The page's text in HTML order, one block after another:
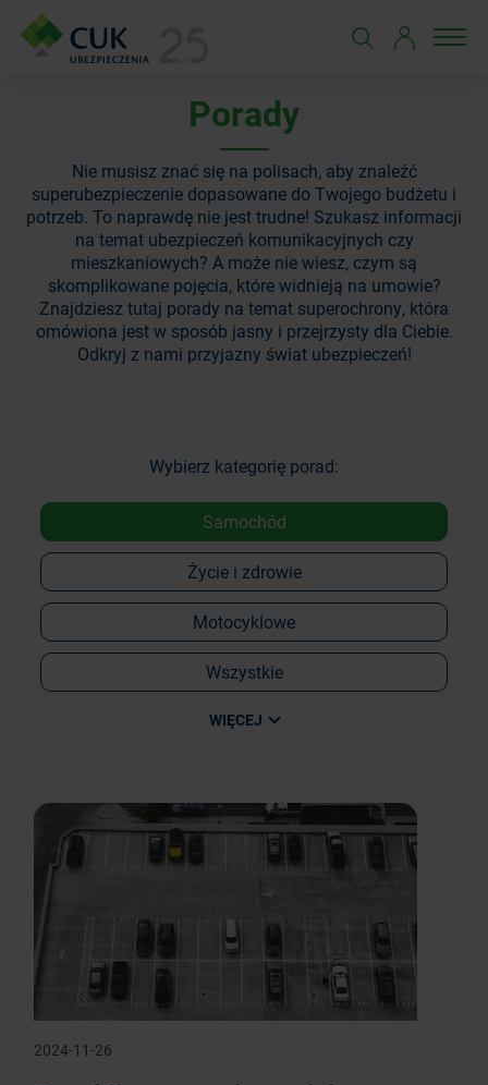
Porady
Nie musisz znać się na polisach, aby znaleźć
superubezpieczenie dopasowane do Twojego budżetu i
potrzeb. To naprawdę nie jest trudne! Szukasz informacji
na temat ubezpieczeń komunikacyjnych czy
mieszkaniowych? A może nie wiesz, czym są
skomplikowane pojęcia, które widnieją na umowie?
Znajdziesz tutaj porady na temat superochrony, która
omówiona jest w sposób jasny i przejrzysty dla Ciebie.
Odkryj z nami przyjazny świat ubezpieczeń!
Wybierz kategorię porad:
Samochód
Życie i zdrowie
Motocyklowe
Wszystkie
WIĘCEJ
2024-11-26